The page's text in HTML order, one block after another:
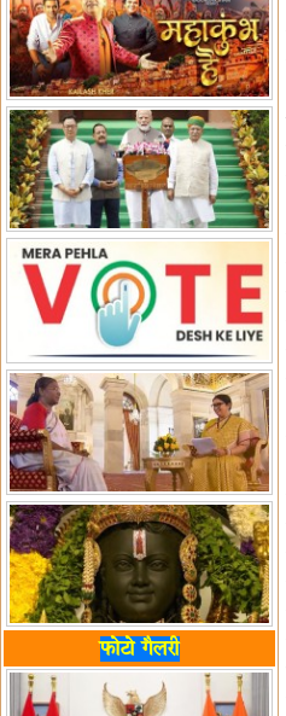
पर बैठक
विधानमंडल लोकतंत्र की पाठशाला
हैं-बिरला
'द वॉयस ऑफ जस्टिस: जस्टिस
गवई स्पीक्स'
राष्ट्रीय युद्ध स्मारक से 'शौर्य विजय
यात्रा' शुरू
भारत जापान में रक्षा संबंधों का
विस्तार
'एनसीसी को मजबूत करना राष्ट्रीय
जिम्मेदारी'
भारत-ऑस्ट्रेलिया ने खेल संबंधों का
जश्न मनाया
'भारत को फुटबॉल में भी वैश्विक
पहचान दिलाएं'
अल्पसंख्यक मंत्री ने की हज
नीति-2027 की घोषणा
राखीगढ़ी में मिले मानव कंकाल
अवशेष
राष्ट्रपति ने कूनो उद्यान में चीता
प्रबंधन देखा
फोटो गैलरी